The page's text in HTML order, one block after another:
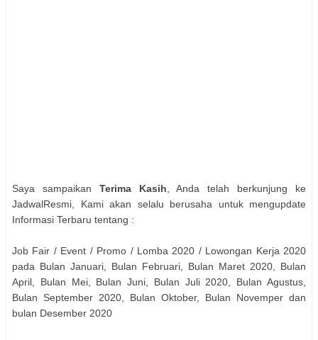
Saya sampaikan Terima Kasih , Anda telah berkunjung ke
JadwalResmi, Kami akan selalu berusaha untuk mengupdate
Informasi Terbaru tentang :
Job Fair / Event / Promo / Lomba 2020 / Lowongan Kerja 2020
pada Bulan Januari, Bulan Februari, Bulan Maret 2020, Bulan
April, Bulan Mei, Bulan Juni, Bulan Juli 2020, Bulan Agustus,
Bulan September 2020, Bulan Oktober, Bulan Novemper dan
bulan Desember 2020